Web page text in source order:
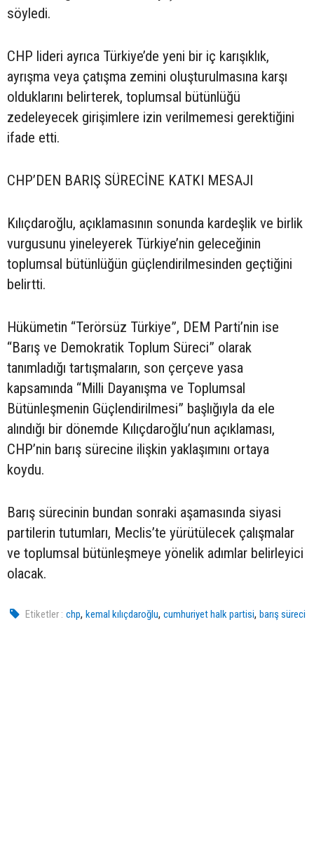
söyledi.
CHP lideri ayrıca Türkiye’de yeni bir iç karışıklık,
ayrışma veya çatışma zemini oluşturulmasına karşı
olduklarını belirterek, toplumsal bütünlüğü
zedeleyecek girişimlere izin verilmemesi gerektiğini
ifade etti.
CHP’DEN BARIŞ SÜRECİNE KATKI MESAJI
Kılıçdaroğlu, açıklamasının sonunda kardeşlik ve birlik
vurgusunu yineleyerek Türkiye’nin geleceğinin
toplumsal bütünlüğün güçlendirilmesinden geçtiğini
belirtti.
Hükümetin “Terörsüz Türkiye”, DEM Parti’nin ise
“Barış ve Demokratik Toplum Süreci” olarak
tanımladığı tartışmaların, son çerçeve yasa
kapsamında “Milli Dayanışma ve Toplumsal
Bütünleşmenin Güçlendirilmesi” başlığıyla da ele
alındığı bir dönemde Kılıçdaroğlu’nun açıklaması,
CHP’nin barış sürecine ilişkin yaklaşımını ortaya
koydu.
Barış sürecinin bundan sonraki aşamasında siyasi
partilerin tutumları, Meclis’te yürütülecek çalışmalar
ve toplumsal bütünleşmeye yönelik adımlar belirleyici
olacak.
Etiketler : chp,kemal kılıçdaroğlu,cumhuriyet halk partisi,barış süreci